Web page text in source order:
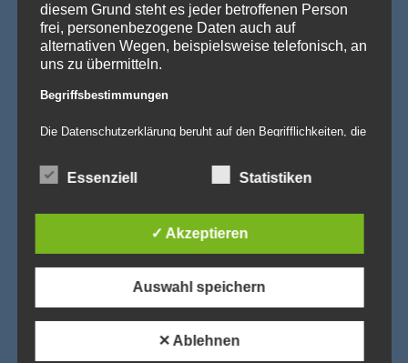
diesem Grund steht es jeder betroffenen Person
frei, personenbezogene Daten auch auf
alternativen Wegen, beispielsweise telefonisch, an
uns zu übermitteln.
Begriffsbestimmungen
Die Datenschutzerklärung beruht auf den Begrifflichkeiten, die
verwendet wurden. Unsere Datenschutzerklärung soll sowohl
für die Öffentlichkeit als auch für unsere Kunden und
dies zu gewährleisten, möchten wir vorab die verwendeten
Begrifflichkeiten erläutern.
Wir verwenden in dieser Datenschutzerklärung
a) personenbezogene Daten
Essenziell Statistiken
✓ Akzeptieren
Auswahl speichern
✕ Ablehnen